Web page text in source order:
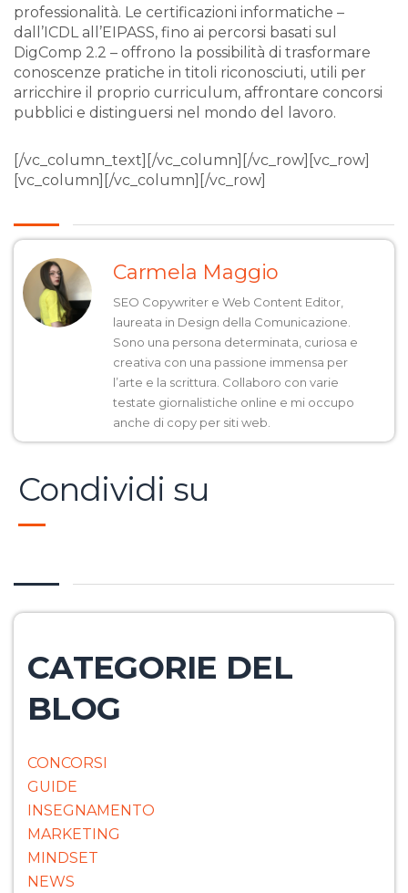
professionalità. Le certificazioni informatiche –
dall’ICDL all’EIPASS, fino ai percorsi basati sul
DigComp 2.2 – offrono la possibilità di trasformare
conoscenze pratiche in titoli riconosciuti, utili per
arricchire il proprio curriculum, affrontare concorsi
pubblici e distinguersi nel mondo del lavoro.
[/vc_column_text][/vc_column][/vc_row][vc_row]
[vc_column][/vc_column][/vc_row]
Carmela Maggio
SEO Copywriter e Web Content Editor,
laureata in Design della Comunicazione.
Sono una persona determinata, curiosa e
creativa con una passione immensa per
l’arte e la scrittura. Collaboro con varie
testate giornalistiche online e mi occupo
anche di copy per siti web.
Condividi su
CATEGORIE DEL
BLOG
CONCORSI
GUIDE
INSEGNAMENTO
MARKETING
MINDSET
NEWS